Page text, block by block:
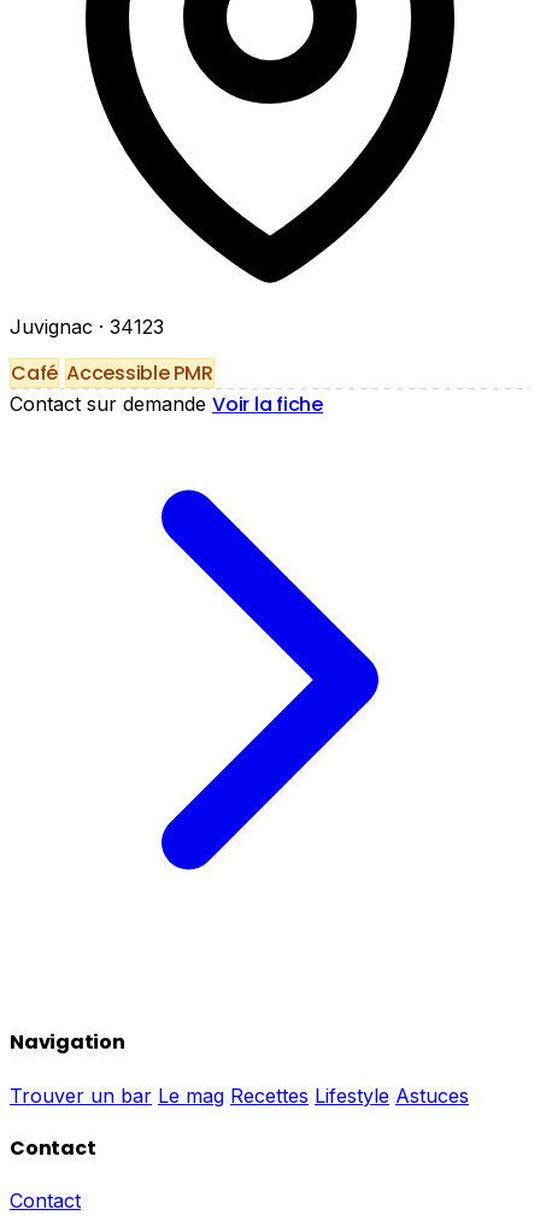
Juvignac · 34123
Café Accessible PMR
Contact sur demande Voir la fiche
Navigation
Trouver un bar Le mag Recettes Lifestyle Astuces
Contact
Contact